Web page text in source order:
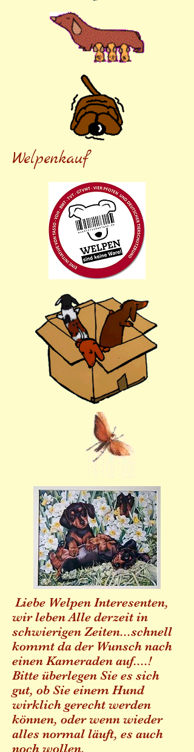
Welpenkauf
Liebe Welpen Interesenten,
wir leben Alle derzeit in
schwierigen Zeiten...schnell
kommt da der Wunsch nach
einen Kameraden auf....!
Bitte überlegen Sie es sich
gut, ob Sie einem Hund
wirklich gerecht werden
können, oder wenn wieder
alles normal läuft, es auch
noch wollen.